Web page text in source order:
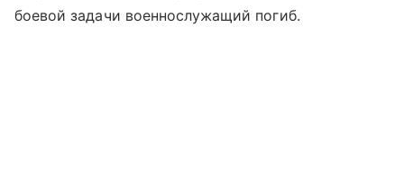
боевой задачи военнослужащий погиб.